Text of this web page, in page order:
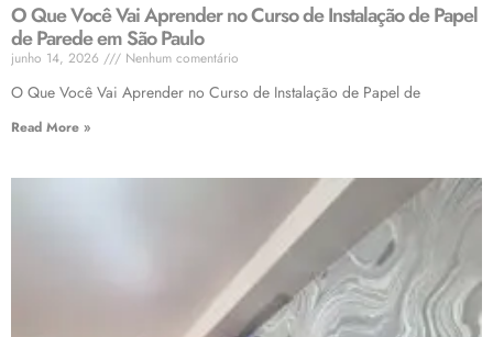
O Que Você Vai Aprender no Curso de Instalação de Papel
de Parede em São Paulo
junho 14, 2026 Nenhum comentário
O Que Você Vai Aprender no Curso de Instalação de Papel de
Read More »